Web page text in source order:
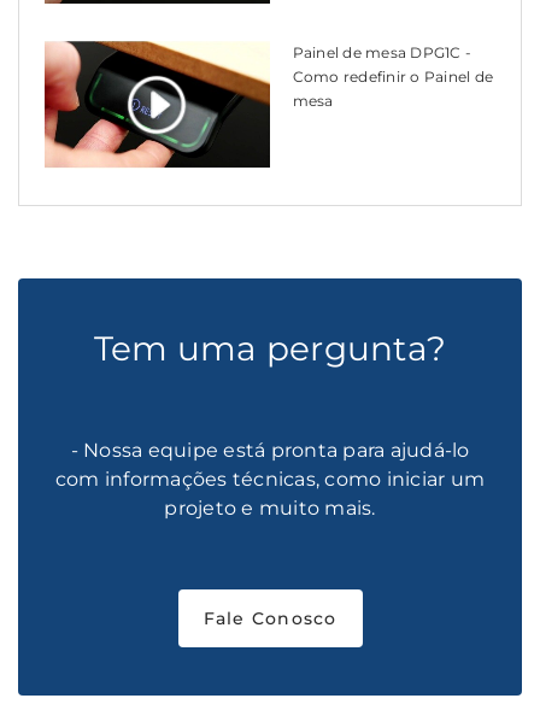
Painel de mesa DPG1C -
Como redefinir o Painel de
mesa
Tem uma pergunta?
- Nossa equipe está pronta para ajudá-lo
com informações técnicas, como iniciar um
projeto e muito mais.
Fale Conosco